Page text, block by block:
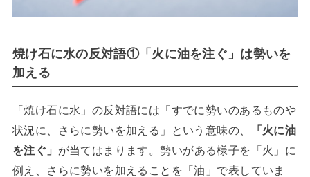
焼け石に水の反対語①「火に油を注ぐ」は勢いを
加える
「焼け石に水」の反対語には「すでに勢いのあるものや
状況に、さらに勢いを加える」という意味の、
「火に油
を注ぐ」 が当てはまります。勢いがある様子を「火」に
例え、さらに勢いを加えることを「油」で表していま